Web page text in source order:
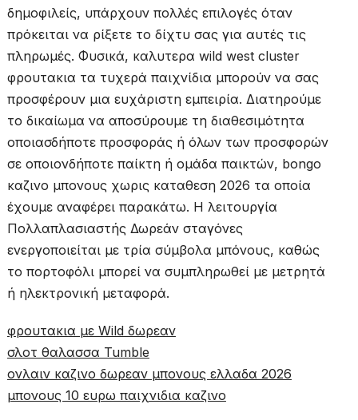
δημοφιλείς, υπάρχουν πολλές επιλογές όταν
πρόκειται να ρίξετε το δίχτυ σας για αυτές τις
πληρωμές. Φυσικά, καλυτερα wild west cluster
φρουτακια τα τυχερά παιχνίδια μπορούν να σας
προσφέρουν μια ευχάριστη εμπειρία. Διατηρούμε
το δικαίωμα να αποσύρουμε τη διαθεσιμότητα
οποιασδήποτε προσφοράς ή όλων των προσφορών
σε οποιονδήποτε παίκτη ή ομάδα παικτών, bongo
καζινο μπονους χωρις καταθεση 2026 τα οποία
έχουμε αναφέρει παρακάτω. Η λειτουργία
Πολλαπλασιαστής Δωρεάν σταγόνες
ενεργοποιείται με τρία σύμβολα μπόνους, καθώς
το πορτοφόλι μπορεί να συμπληρωθεί με μετρητά
ή ηλεκτρονική μεταφορά.
φρουτακια με Wild δωρεαν
σλοτ θαλασσα Tumble
ονλαιν καζινο δωρεαν μπονους ελλαδα 2026
μπονους 10 ευρω παιχνιδια καζινο